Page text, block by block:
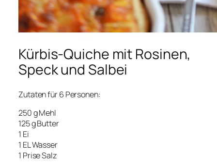
Kürbis-Quiche mit Rosinen,
Speck und Salbei
Zutaten für 6 Personen:
250 g Mehl
125 g Butter
1 Ei
1 EL Wasser
1 Prise Salz